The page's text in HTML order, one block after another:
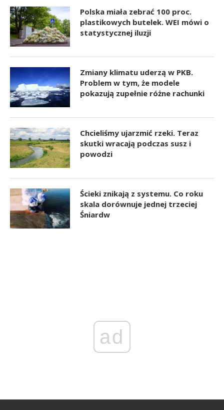
Polska miała zebrać 100 proc.
plastikowych butelek. WEI mówi o
statystycznej iluzji
Zmiany klimatu uderzą w PKB.
Problem w tym, że modele
pokazują zupełnie różne rachunki
Chcieliśmy ujarzmić rzeki. Teraz
skutki wracają podczas susz i
powodzi
Ścieki znikają z systemu. Co roku
skala dorównuje jednej trzeciej
Śniardw
ad